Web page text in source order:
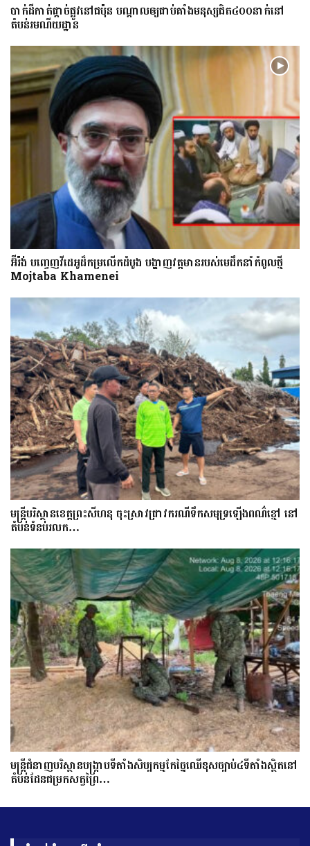
​បាក់​ដី​កាត់ផ្តាច់ផ្លូវ​​នៅជប៉ុន បណ្តាល​ឲ្យ​ជាប់​គាំង​​​មនុស្ស​ជិត​៤០០នាក់​នៅ
តំបន់រមណីយដ្ឋាន​
អ៊ីរ៉ង់ បញ្ចេញវីដេអូដ៏កម្រលើក​ដំបូង បង្ហាញ​វត្តមាន​​​របស់​​មេដឹកនាំកំពូលថ្មី
Mojtaba Khamenei
មន្រ្តីបរិស្ថានខេត្តព្រះសីហនុ ចុះស្រាវជ្រាវករណីទឹកសមុទ្រឡើងពណ៌ខ្មៅ នៅ
តំបន់ទំនប់រលក…
មន្ត្រីជំនាញបរិស្ថានបង្រ្កាបទីតាំងសិប្បកម្មកែច្នៃឈើខុសច្បាប់៤ទីតាំងស្ថិតនៅ
តំបន់ដែនជម្រកសត្វព្រៃ…